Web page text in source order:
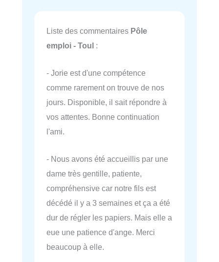
Liste des commentaires Pôle
emploi - Toul :
- Jorie est d'une compétence
comme rarement on trouve de nos
jours. Disponible, il sait répondre à
vos attentes. Bonne continuation
l'ami.
- Nous avons été accueillis par une
dame très gentille, patiente,
compréhensive car notre fils est
décédé il y a 3 semaines et ça a été
dur de régler les papiers. Mais elle a
eue une patience d'ange. Merci
beaucoup à elle.